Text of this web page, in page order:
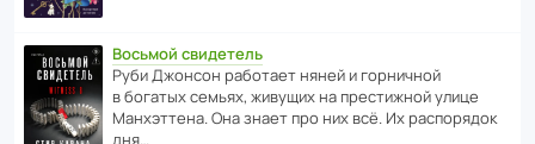
Восьмой свидетель
Руби Джонсон рабо­тает няней и горни­чной
в богатых семьях, живущих на прес­ти­жной улице
Манх­эт­тена. Она знает про них всё. Их распо­рядок
дня…